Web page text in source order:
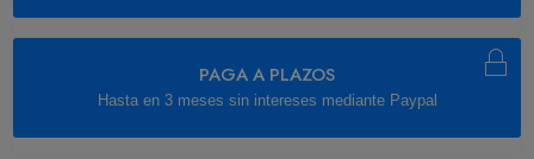
PAGA A PLAZOS
Hasta en 3 meses sin intereses mediante Paypal